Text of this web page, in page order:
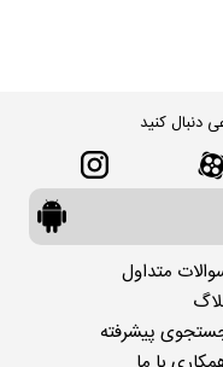
دنبال کنید
متداول
پیشرفته